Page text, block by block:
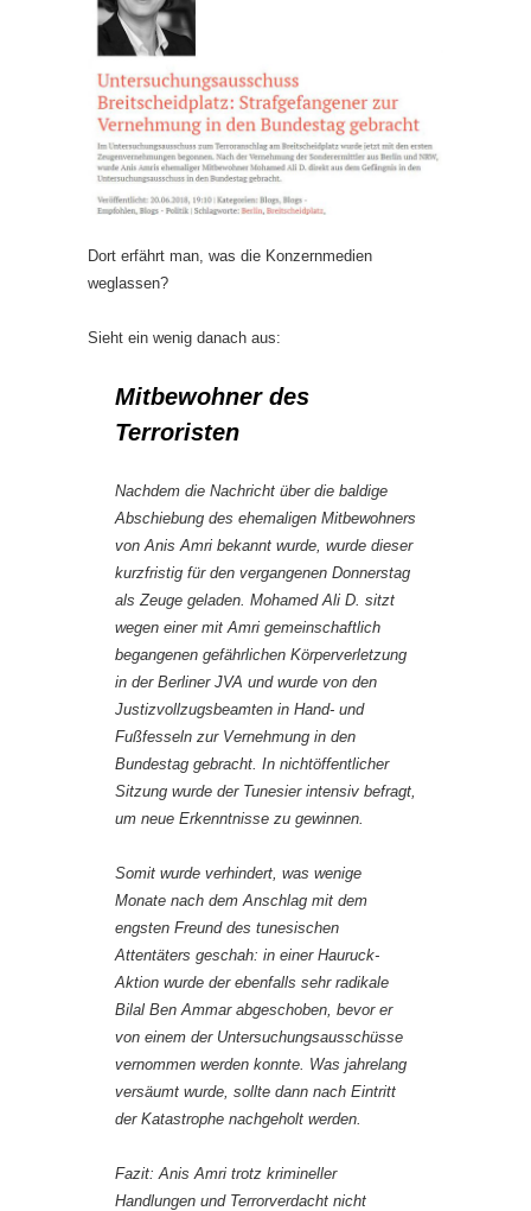
Dort erfährt man, was die Konzernmedien
weglassen?
Sieht ein wenig danach aus:
Mitbewohner des
Terroristen
Nachdem die Nachricht über die baldige
Abschiebung des ehemaligen Mitbewohners
von Anis Amri bekannt wurde, wurde dieser
kurzfristig für den vergangenen Donnerstag
als Zeuge geladen. Mohamed Ali D. sitzt
wegen einer mit Amri gemeinschaftlich
begangenen gefährlichen Körperverletzung
in der Berliner JVA und wurde von den
Justizvollzugsbeamten in Hand- und
Fußfesseln zur Vernehmung in den
Bundestag gebracht. In nichtöffentlicher
Sitzung wurde der Tunesier intensiv befragt,
um neue Erkenntnisse zu gewinnen.
Somit wurde verhindert, was wenige
Monate nach dem Anschlag mit dem
engsten Freund des tunesischen
Attentäters geschah: in einer Hauruck-
Aktion wurde der ebenfalls sehr radikale
Bilal Ben Ammar abgeschoben, bevor er
von einem der Untersuchungsausschüsse
vernommen werden konnte. Was jahrelang
versäumt wurde, sollte dann nach Eintritt
der Katastrophe nachgeholt werden.
Fazit: Anis Amri trotz krimineller
Handlungen und Terrorverdacht nicht